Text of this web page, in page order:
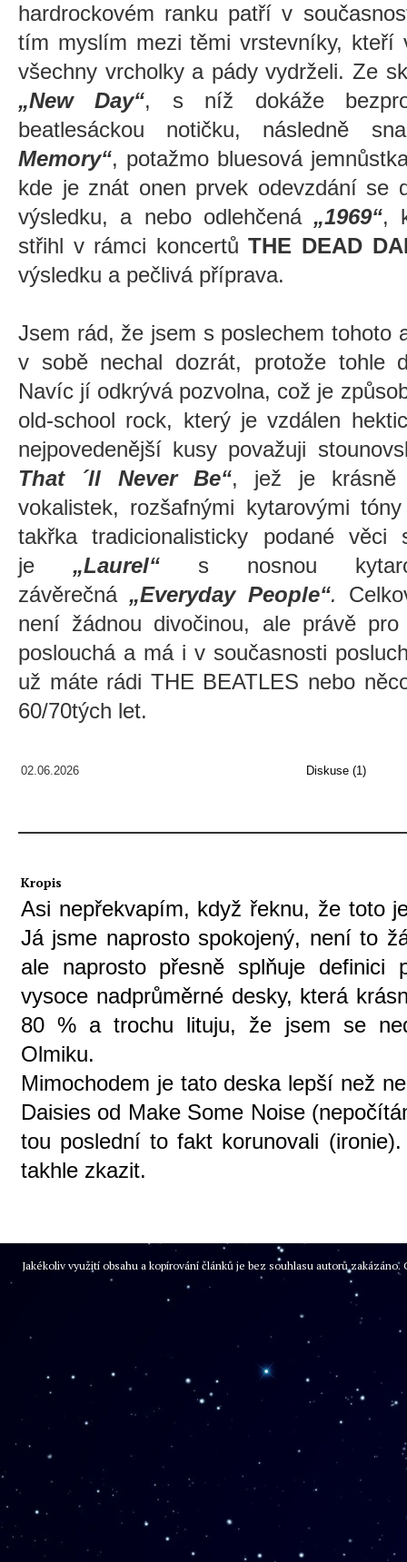
hardrockovém ranku patří v
tím myslím mezi těmi vrstevníky, kteří
všechny vrcholky a pády vydrželi. Ze
„New Day“, s níž dokáže
beatlesáckou notičku, následně
Memory“, potažmo bluesová
kde je znát onen prvek odevzdání se
výsledku, a nebo odlehčená „1969“,
střihl v rámci koncertůTHE DEAD
výsledku a pečlivá příprava.
Jsem rád, že jsem s poslechem tohoto
v sobě nechal dozrát, protože tohle
Navíc jí odkrývá pozvolna, což je
old-school rock, který je vzdálen
nejpovedenější kusy považuji
That ´ll Never Be“, jež je krásně
vokalistek, rozšafnými kytarovými
takřka tradicionalisticky podané věci
je „Laurel“ s nosnou
závěrečná „Everyday People“.
není žádnou divočinou, ale právě
poslouchá a má i v současnosti
už máte rádi THE BEATLES nebo
60/70tých let.
02.06.2026 Diskuse (1)
Kropis
Asi nepřekvapím, když řeknu, že toto
Já jsme naprosto spokojený, není to
ale naprosto přesně splňuje definici
vysoce nadprůměrné desky, která
80 % a trochu lituju, že jsem se
Olmiku.
Mimochodem je tato deska lepší než
Daisies od Make Some Noise
tou poslední to fakt korunovali
takhle zkazit.
Jakékoliv využití obsahu a kopírování článků je bez souhlasu autorů